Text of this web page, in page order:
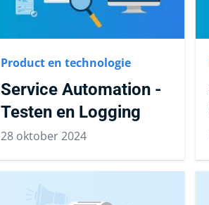
Product en technologie
Service Automation -
Testen en Logging
28 oktober 2024